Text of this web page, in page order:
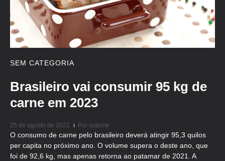
SEM CATEGORIA
Brasileiro vai consumir 95 kg de
carne em 2023
25 de agosto de 2022 Por suporte
O consumo de carne pelo brasileiro deverá atingir 95,3 quilos
per capita no próximo ano. O volume supera o deste ano, que
foi de 92,6 kg, mas apenas retorna ao patamar de 2021. A